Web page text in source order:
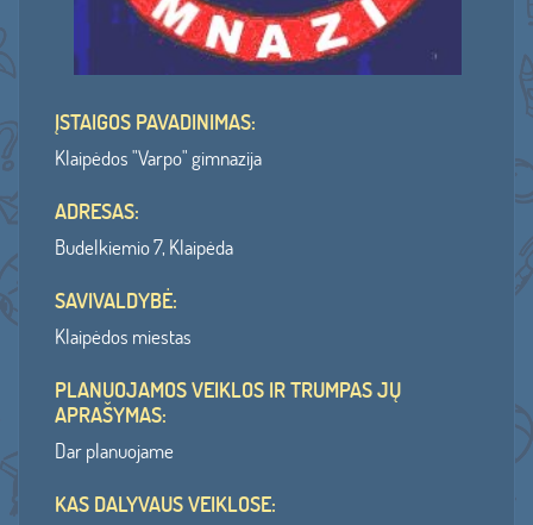
ĮSTAIGOS PAVADINIMAS:
Klaipėdos "Varpo" gimnazija
ADRESAS:
Budelkiemio 7, Klaipėda
SAVIVALDYBĖ:
Klaipėdos miestas
PLANUOJAMOS VEIKLOS IR TRUMPAS JŲ
APRAŠYMAS:
Dar planuojame
KAS DALYVAUS VEIKLOSE: